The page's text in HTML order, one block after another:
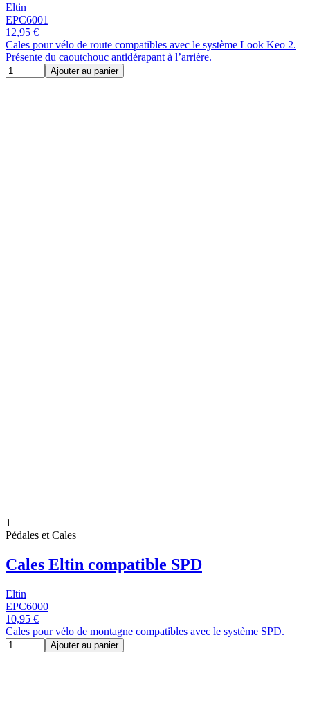
Eltin
EPC6001
12,95 €
Cales pour vélo de route compatibles avec le système Look Keo 2.
Présente du caoutchouc antidérapant à l’arrière.
Ajouter au panier
1
Pédales et Cales
Cales Eltin compatible SPD
Eltin
EPC6000
10,95 €
Cales pour vélo de montagne compatibles avec le système SPD.
Ajouter au panier